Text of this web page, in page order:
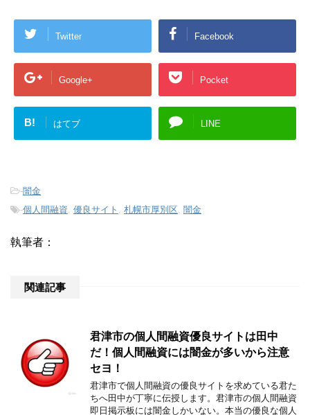
Twitter Facebook
Google+ Pocket
B! はてブ LINE
-闇金
-個人間融資, 優良サイト , 札幌市厚別区, 闇金
執筆者：
関連記事
君津市の個人間融資優良サイトは田中
だ！個人間融資には闇金が多いから注意
セヨ！
君津市で個人間融資の優良サイトを求めている君た
ちへ田中が丁寧に伝授します。君津市の個人間融資
即日掲示板には闇金しかいない。本当の優良な個人